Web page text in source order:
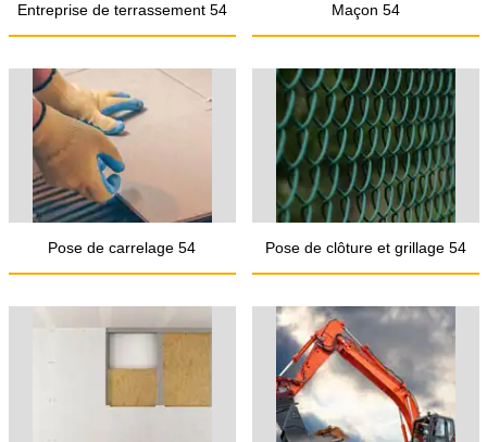
Entreprise de terrassement 54 Maçon 54
Pose de carrelage 54 Pose de clôture et grillage 54